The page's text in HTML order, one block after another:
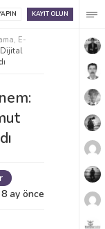
KAYIT OLUN
, E-
Dijital
8 ay önce